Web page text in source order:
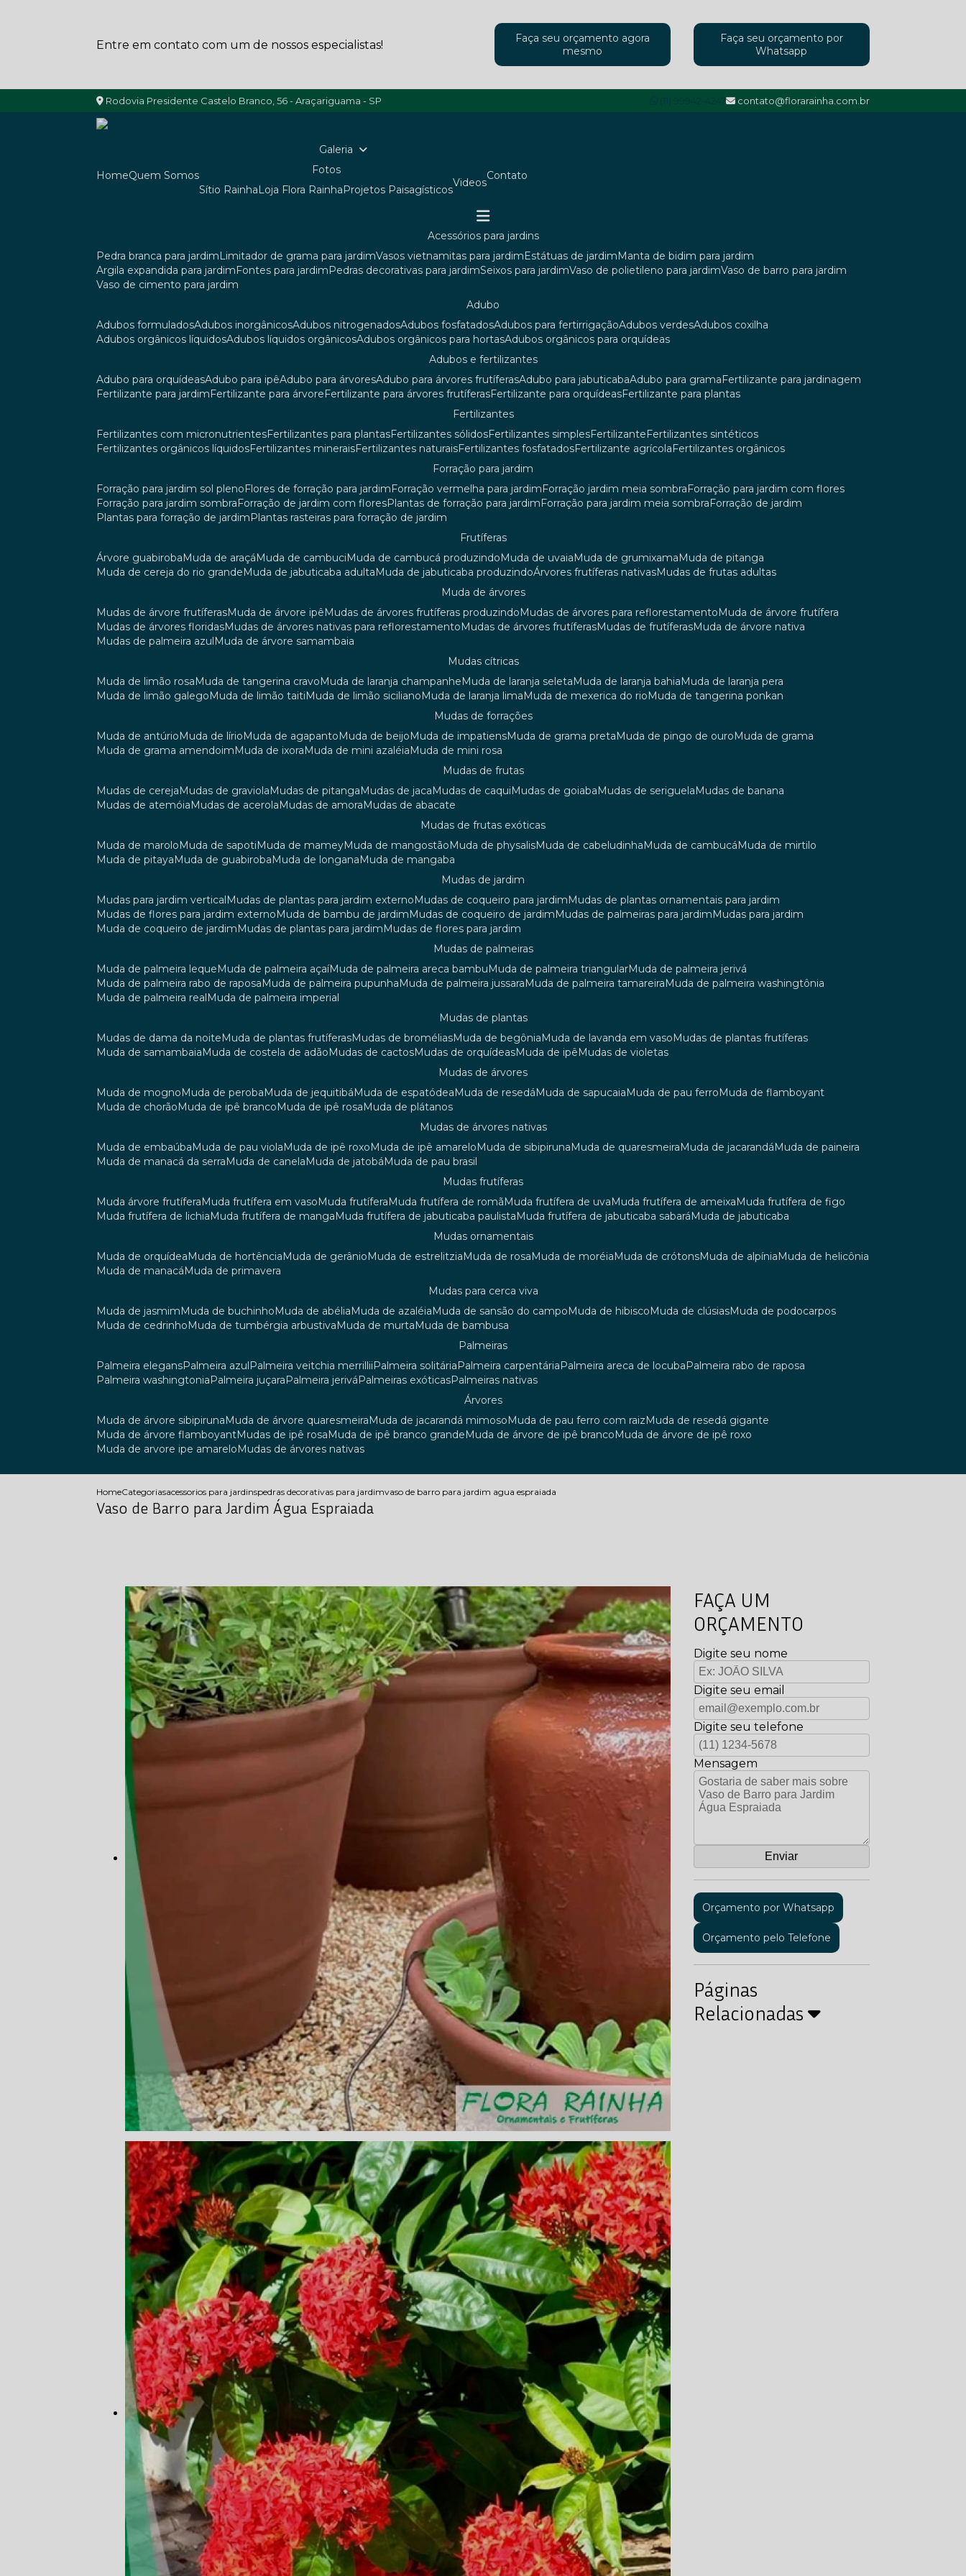
Entre em contato com um de nossos especialistas!
Faça seu orçamento agora
mesmo
Faça seu orçamento por
Whatsapp
Rodovia Presidente Castelo Branco, 56 - Araçariguama - SP contato@florarainha.com.br
Home Quem Somos
Galeria
Fotos
Sítio Rainha
Loja Flora Rainha Projetos Paisagísticos
Videos
Contato
acessórios para jardins
pedra branca para jardim
limitador de grama para jardim vasos vietnamitas para jardim estátuas de jardim
manta de bidim para jardim
argila expandida para jardim
fontes para jardim pedras decorativas para jardim seixos para jardim vaso de polietileno para jardim vaso de barro para jardim
vaso de cimento para jardim
adubo
adubos formulados adubos inorgânicos adubos nitrogenados adubos fosfatados adubos para fertirrigação adubos verdes adubos coxilha
adubos orgânicos líquidos adubos líquidos orgânicos adubos orgânicos para hortas adubos orgânicos para orquídeas
adubos e fertilizantes
adubo para orquídeas adubo para ipê adubo para árvores adubo para árvores frutíferas adubo para jabuticaba adubo para grama
fertilizante para jardinagem
fertilizante para jardim
fertilizante para árvore fertilizante para árvores frutíferas fertilizante para orquídeas fertilizante para plantas
fertilizantes
fertilizantes com micronutrientes fertilizantes para plantas fertilizantes sólidos fertilizantes simples fertilizante
fertilizantes sintéticos
fertilizantes orgânicos líquidos fertilizantes minerais fertilizantes naturais fertilizantes fosfatados fertilizante agrícola
fertilizantes orgânicos
forração para jardim
forração para jardim sol pleno
flores de forração para jardim forração vermelha para jardim forração jardim meia sombra
forração para jardim com flores
forração para jardim sombra
forração de jardim com flores plantas de forração para jardim forração para jardim meia sombra
forração de jardim
plantas para forração de jardim
plantas rasteiras para forração de jardim
frutíferas
árvore guabiroba
muda de araçá muda de cambuci muda de cambucá produzindo muda de uvaia muda de grumixama
muda de pitanga
muda de cereja do rio grande
muda de jabuticaba adulta muda de jabuticaba produzindo árvores frutíferas nativas
mudas de frutas adultas
muda de árvores
mudas de árvore frutíferas
muda de árvore ipê mudas de árvores frutíferas produzindo mudas de árvores para reflorestamento
muda de árvore frutífera
mudas de árvores floridas
mudas de árvores nativas para reflorestamento mudas de árvores frutíferas mudas de frutíferas
muda de árvore nativa
mudas de palmeira azul
muda de árvore samambaia
mudas cítricas
muda de limão rosa
muda de tangerina cravo muda de laranja champanhe muda de laranja seleta muda de laranja bahia
muda de laranja pera
muda de limão galego
muda de limão taiti muda de limão siciliano muda de laranja lima muda de mexerica do rio
muda de tangerina ponkan
mudas de forrações
muda de antúrio
muda de lírio muda de agapanto muda de beijo muda de impatiens muda de grama preta muda de pingo de ouro
muda de grama
muda de grama amendoim
muda de ixora muda de mini azaléia
muda de mini rosa
mudas de frutas
mudas de cereja
mudas de graviola mudas de pitanga mudas de jaca mudas de caqui mudas de goiaba mudas de seriguela
mudas de banana
mudas de atemóia
mudas de acerola mudas de amora
mudas de abacate
mudas de frutas exóticas
muda de marolo
muda de sapoti muda de mamey muda de mangostão muda de physalis muda de cabeludinha muda de cambucá
muda de mirtilo
muda de pitaya
muda de guabiroba muda de longana
muda de mangaba
mudas de jardim
mudas para jardim vertical
mudas de plantas para jardim externo mudas de coqueiro para jardim
mudas de plantas ornamentais para jardim
mudas de flores para jardim externo
muda de bambu de jardim mudas de coqueiro de jardim mudas de palmeiras para jardim
mudas para jardim
muda de coqueiro de jardim
mudas de plantas para jardim
mudas de flores para jardim
mudas de palmeiras
muda de palmeira leque
muda de palmeira açaí muda de palmeira areca bambu muda de palmeira triangular
muda de palmeira jerivá
muda de palmeira rabo de raposa
muda de palmeira pupunha muda de palmeira jussara muda de palmeira tamareira
muda de palmeira washingtônia
muda de palmeira real
muda de palmeira imperial
mudas de plantas
mudas de dama da noite
muda de plantas frutíferas mudas de bromélias muda de begônia muda de lavanda em vaso
mudas de plantas frutíferas
muda de samambaia
muda de costela de adão mudas de cactos mudas de orquídeas muda de ipê
mudas de violetas
mudas de árvores
muda de mogno
muda de peroba muda de jequitibá muda de espatódea muda de resedá muda de sapucaia muda de pau ferro
muda de flamboyant
muda de chorão
muda de ipê branco muda de ipê rosa
muda de plátanos
mudas de árvores nativas
muda de embaúba
muda de pau viola muda de ipê roxo muda de ipê amarelo muda de sibipiruna muda de quaresmeira muda de jacarandá
muda de paineira
muda de manacá da serra
muda de canela muda de jatobá
muda de pau brasil
mudas frutíferas
muda árvore frutífera
muda frutífera em vaso muda frutífera muda frutífera de romã muda frutífera de uva muda frutífera de ameixa
muda frutífera de figo
muda frutífera de lichia
muda frutífera de manga muda frutífera de jabuticaba paulista muda frutífera de jabuticaba sabará
muda de jabuticaba
mudas ornamentais
muda de orquídea
muda de hortência muda de gerânio muda de estrelitzia muda de rosa muda de moréia muda de crótons muda de alpínia
muda de helicônia
muda de manacá
muda de primavera
mudas para cerca viva
muda de jasmim
muda de buchinho muda de abélia muda de azaléia muda de sansão do campo muda de hibisco muda de clúsias
muda de podocarpos
muda de cedrinho
muda de tumbérgia arbustiva muda de murta
muda de bambusa
palmeiras
palmeira elegans
palmeira azul palmeira veitchia merrillii palmeira solitária palmeira carpentária palmeira areca de locuba
palmeira rabo de raposa
palmeira washingtonia
palmeira juçara palmeira jerivá palmeiras exóticas
palmeiras nativas
árvores
muda de árvore sibipiruna
muda de árvore quaresmeira muda de jacarandá mimoso muda de pau ferro com raiz
muda de resedá gigante
muda de árvore flamboyant
mudas de ipê rosa muda de ipê branco grande muda de árvore de ipê branco
muda de árvore de ipê roxo
muda de arvore ipe amarelo
mudas de árvores nativas
HomeCategoriasacessorios para jardinspedras decorativas para jardimvaso de barro para jardim agua espraiada
Vaso de Barro para Jardim Água Espraiada
FAÇA UM
ORÇAMENTO
Digite seu nome
Digite seu email
Digite seu telefone
Mensagem
Orçamento por Whatsapp
Orçamento pelo Telefone
Páginas
Relacionadas